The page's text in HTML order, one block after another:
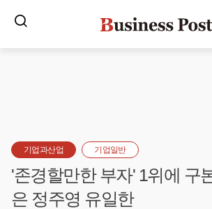
기업과산업 기업일반
'존경할만한 부자' 1위에 구
은 정주영 유일한